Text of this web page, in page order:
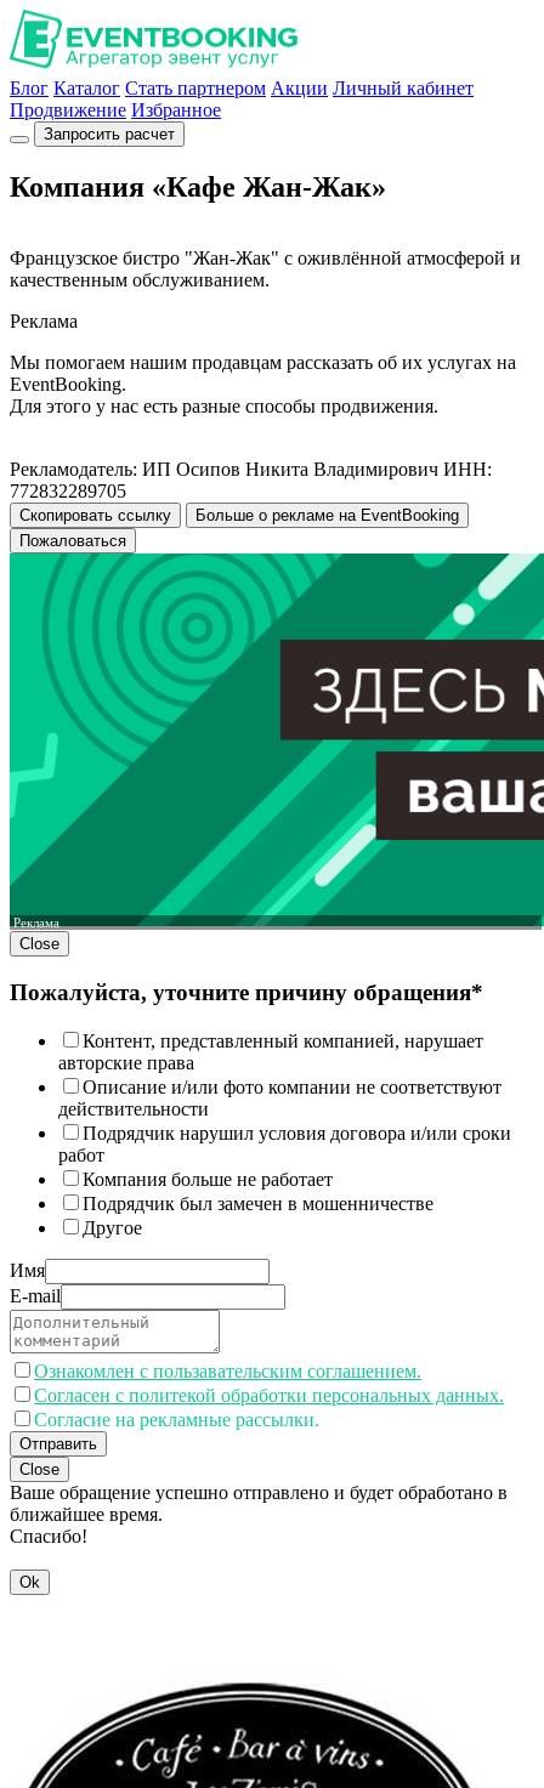
Блог Каталог Стать партнером Акции Личный кабинет
Продвижение Избранное
Запросить расчет
Компания «Кафе Жан-Жак»
Французское бистро "Жан-Жак" с оживлённой атмосферой и
качественным обслуживанием.
Реклама
Мы помогаем нашим продавцам рассказать об их услугах на
EventBooking.
Для этого у нас есть разные способы продвижения.
Рекламодатель: ИП Осипов Никита Владимирович ИНН:
772832289705
Скопировать ссылку
Больше о рекламе на EventBooking
Пожаловаться
Реклама
Close
Пожалуйста, уточните причину обращения*
Контент, представленный компанией, нарушает
авторские права
Описание и/или фото компании не соответствуют
действительности
Подрядчик нарушил условия договора и/или сроки
работ
Компания больше не работает
Подрядчик был замечен в мошенничестве
Другое
Имя
E-mail
Ознакомлен с пользавательским соглашением.
Согласен с политекой обработки персональных данных.
Согласие на рекламные рассылки.
Отправить
Close
Ваше обращение успешно отправлено и будет обработано в
ближайшее время.
Спасибо!
Ok